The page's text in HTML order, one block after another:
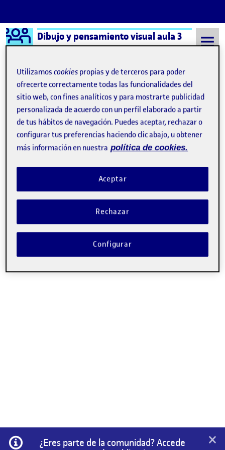
Saltar al contenido
Logo Ágora
Dibujo y pensamiento visual aula 3
Semestre 20211 - Aula 3 4 Enero, 2022
4 Enero, 2022
Mostrar y testear
Publicado por
Gabriel Quiros Villalobos
Fecha de publicación29 octubre, 2022 5:50 am
comentario
4. Mostrar y testear …
Información
¿Eres parte de la comunidad? Accede
×
Utilizamoscookies propias y de terceros para poder
ofrecerte correctamente todas las funcionalidades del
sitio web, con fines analíticos y para mostrarte publicidad
personalizada de acuerdo con un perfil elaborado a partir
de tus hábitos de navegación. Puedes aceptar, rechazar o
configurar tus preferencias haciendo clic abajo, u obtener
más información en nuestra política de cookies.
Rechazar
Aceptar
Configurar